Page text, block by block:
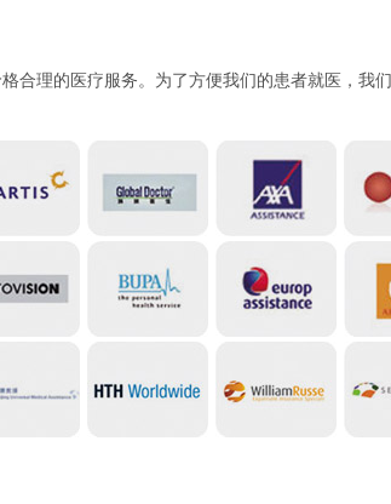
合理的医疗服务。为了方便我们的患者就医，我